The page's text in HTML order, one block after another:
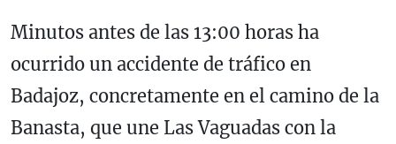
Minutos antes de las 13:00 horas ha
ocurrido un accidente de tráfico en
Badajoz, concretamente en el camino de la
Banasta, que une Las Vaguadas con la